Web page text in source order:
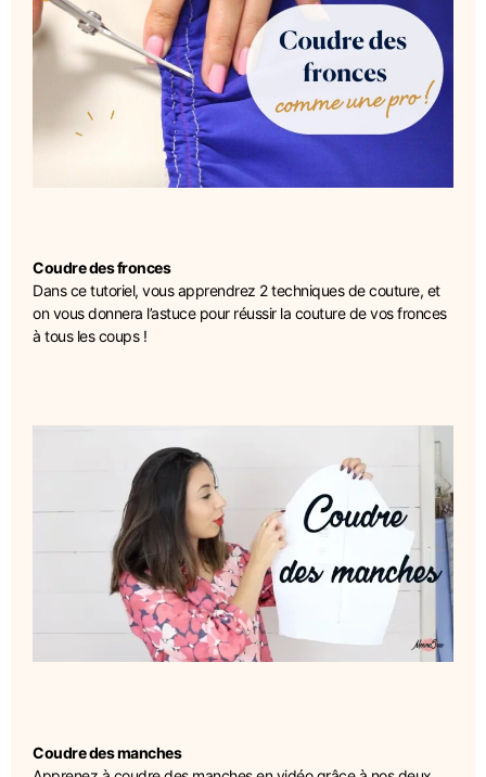
Coudre des fronces
Dans ce tutoriel, vous apprendrez 2 techniques de couture, et
on vous donnera l’astuce pour réussir la couture de vos fronces
à tous les coups !
Coudre des manches